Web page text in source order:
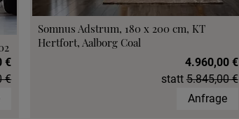
€
€
Somnus Adstrum, 180 x 200 cm, KT
Hertfort, Aalborg Coal
4.960,00 €
statt 5.845,00 €
Anfrage